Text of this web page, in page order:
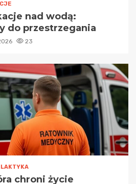
nad wodą:
do przestrzegania
23
chroni życie